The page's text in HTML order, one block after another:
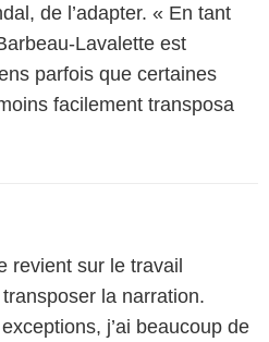
de l’adapter. « En tant
Lavalette est
parfois que certaines
facilement transposa
revient sur le travail
la narration.
j’ai beaucoup de